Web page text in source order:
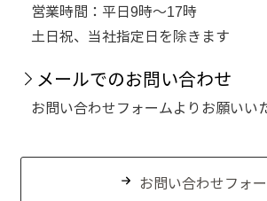
営業時間：平日9時～17時
土日祝、当社指定日を除きます
メールでのお問い合わせ
お問い合わせフォームよりお願いい
お問い合わせフォ